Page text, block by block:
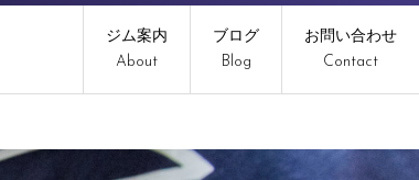
ジム案内
About
ブログ
Blog
お問い合わせ
Contact